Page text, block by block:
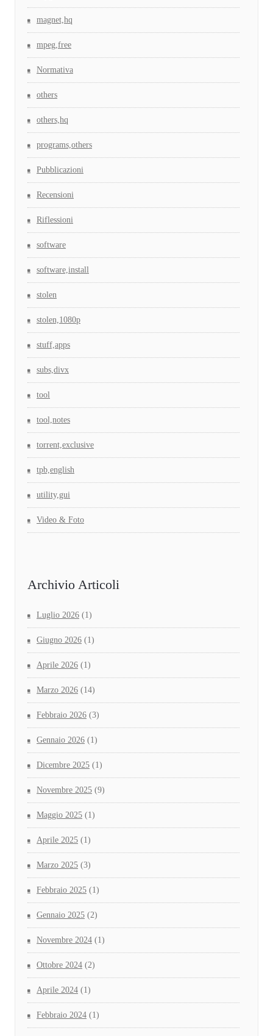
magnet,hq
mpeg,free
Normativa
others
others,hq
programs,others
Pubblicazioni
Recensioni
Riflessioni
software
software,install
stolen
stolen,1080p
stuff,apps
subs,divx
tool
tool,notes
torrent,exclusive
tpb,english
utility,gui
Video & Foto
Archivio Articoli
Luglio 2026 (1)
Giugno 2026 (1)
Aprile 2026 (1)
Marzo 2026 (14)
Febbraio 2026 (3)
Gennaio 2026 (1)
Dicembre 2025 (1)
Novembre 2025 (9)
Maggio 2025 (1)
Aprile 2025 (1)
Marzo 2025 (3)
Febbraio 2025 (1)
Gennaio 2025 (2)
Novembre 2024 (1)
Ottobre 2024 (2)
Aprile 2024 (1)
Febbraio 2024 (1)